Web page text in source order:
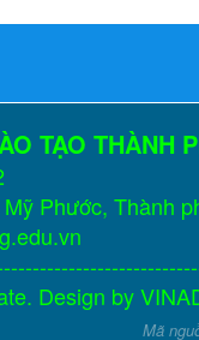
TẠO THÀNH
Phước, Thành
. Design by
Mã